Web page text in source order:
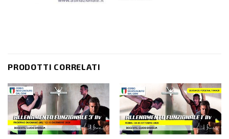
PRODOTTI CORRELATI